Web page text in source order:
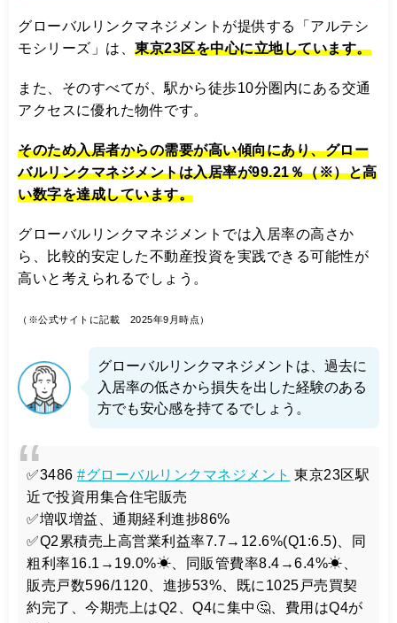
グローバルリンクマネジメントが提供する「アルテシ
モシリーズ」は、 東京23区を中心に立地しています。
また、そのすべてが、駅から徒歩10分圏内にある交通
アクセスに優れた物件です。
そのため入居者からの需要が高い傾向にあり、グロー
バルリンクマネジメントは入居率が99.21％（※）と高
い数字を達成しています。
グローバルリンクマネジメントでは入居率の高さか
ら、比較的安定した不動産投資を実践できる可能性が
高いと考えられるでしょう。
（※公式サイトに記載 2025年9月時点）
グローバルリンクマネジメントは、過去に
入居率の低さから損失を出した経験のある
方でも安心感を持てるでしょう。
✅3486 #グローバルリンクマネジメント 東京23区駅
近で投資用集合住宅販売
✅増収増益、通期経利進捗86%
✅Q2累積売上高営業利益率7.7→12.6%(Q1:6.5)、同
粗利率16.1→19.0%☀、同販管費率8.4→6.4%☀、
販売戸数596/1120、進捗53%、既に1025戸売買契
約完了、今期売上はQ2、Q4に集中🤔、費用はQ4が